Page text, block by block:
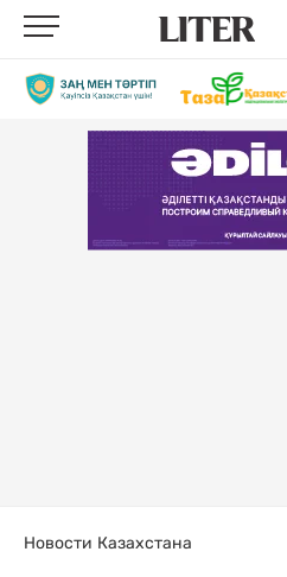
Новости Казахстана